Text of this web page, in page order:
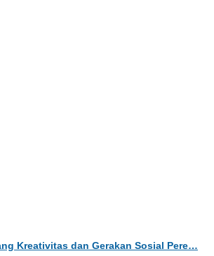
Kreativitas dan Gerakan Sosial Pere…